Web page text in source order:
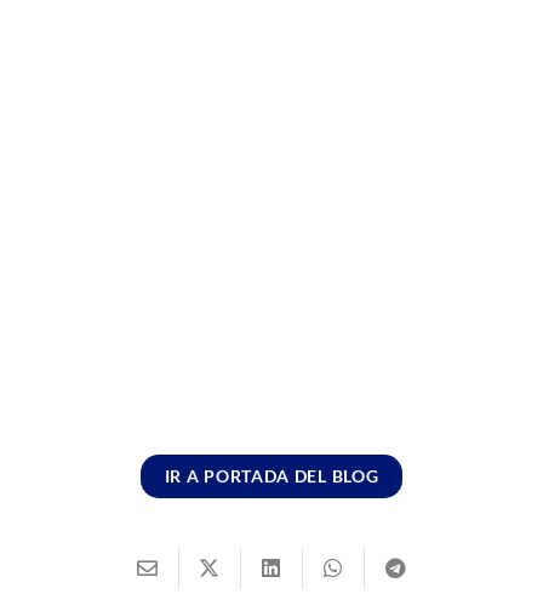
IR A PORTADA DEL BLOG